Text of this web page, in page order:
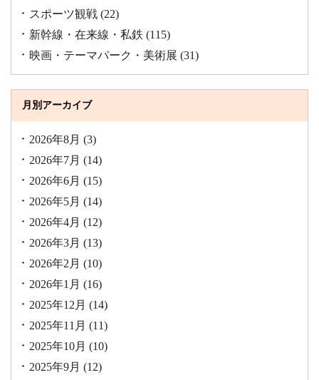
スポーツ観戦 (22)
新幹線・在来線・私鉄 (115)
映画・テーマパーク・美術展 (31)
月別アーカイブ
2026年8月 (3)
2026年7月 (14)
2026年6月 (15)
2026年5月 (14)
2026年4月 (12)
2026年3月 (13)
2026年2月 (10)
2026年1月 (16)
2025年12月 (14)
2025年11月 (11)
2025年10月 (10)
2025年9月 (12)